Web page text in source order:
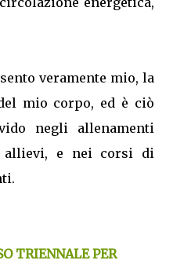
veramente mio, la
mio corpo, ed è ciò
negli allenamenti
e nei corsi di
TRIENNALE PER